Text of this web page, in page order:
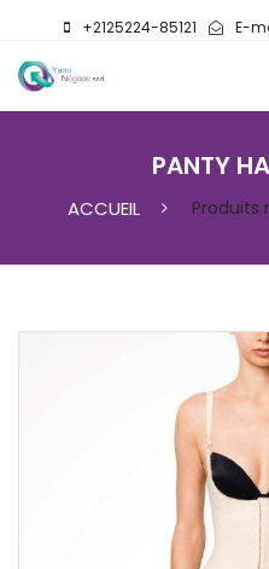
+2125224-85121 E-
PANTY
ACCUEIL Produits